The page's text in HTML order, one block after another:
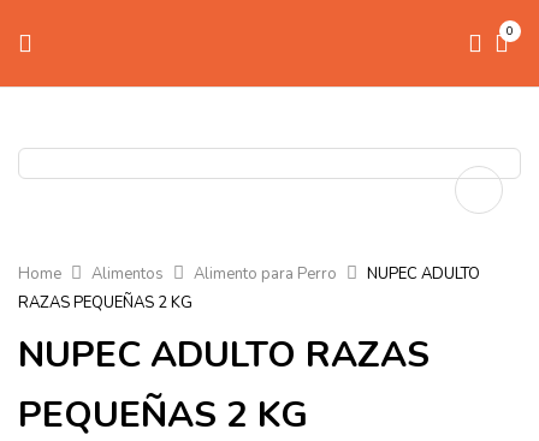
0
Home Alimentos Alimento para Perro
NUPEC ADULTO
RAZAS PEQUEÑAS 2 KG
NUPEC ADULTO RAZAS
PEQUEÑAS 2 KG